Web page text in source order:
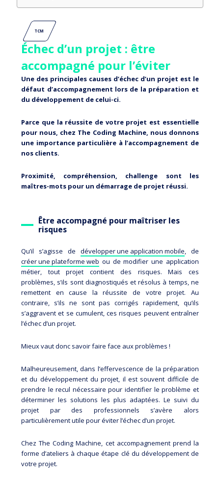
TCM
Échec d’un projet : être
accompagné pour l’éviter
Une des principales causes d’échec d’un projet est le
défaut d’accompagnement lors de la préparation et
du développement de celui-ci.
Parce que la réussite de votre projet est essentielle
pour nous, chez The Coding Machine, nous donnons
une importance particulière à l’accompagnement de
nos clients.
Proximité, compréhension, challenge sont les
maîtres-mots pour un démarrage de projet réussi.
Être accompagné pour maîtriser les
risques
Qu’il s’agisse de développer une application mobile , de
créer une plateforme web ou de modifier une application
métier, tout projet contient des risques. Mais ces
problèmes, s’ils sont diagnostiqués et résolus à temps, ne
remettent en cause la réussite de votre projet. Au
contraire, s’ils ne sont pas corrigés rapidement, qu’ils
s’aggravent et se cumulent, ces risques peuvent entraîner
l’échec d’un projet.
Mieux vaut donc savoir faire face aux problèmes !
Malheureusement, dans l’effervescence de la préparation
et du développement du projet, il est souvent difficile de
prendre le recul nécessaire pour identifier le problème et
déterminer les solutions les plus adaptées. L e suivi du
projet par des professionnels s’avère alors
particulièrement utile pour éviter l’échec d’un projet.
Chez The Coding Machine, cet accompagnement prend la
forme d’ateliers à chaque étape clé du développement de
votre projet.